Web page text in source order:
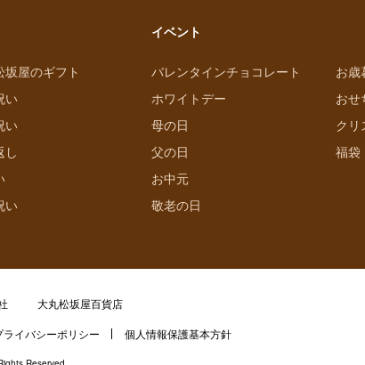
坂屋のギフト
い
い
し
い
イベント
バレンタインチョコレート
ホワイトデー
母の日
父の日
お中元
敬老の日
お歳
おせ
クリ
福袋
大丸松坂屋百貨店
ライバシーポリシー 個人情報保護基本方針